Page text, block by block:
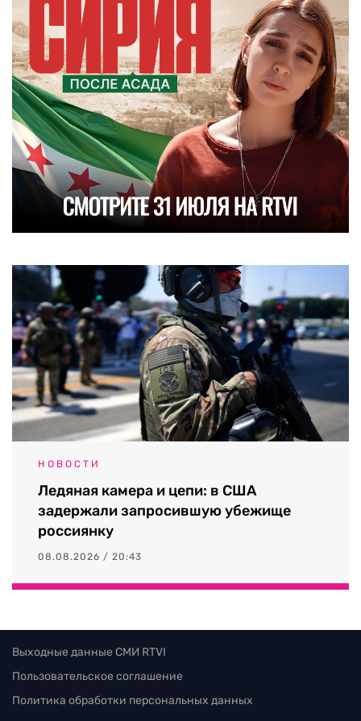
НОВОСТИ
Ледяная камера и цепи: в США
задержали запросившую убежище
россиянку
08.08.2026 / 20:43
Выходные данные СМИ RTVI
Пользовательское соглашение
Политика обработки персональных данных